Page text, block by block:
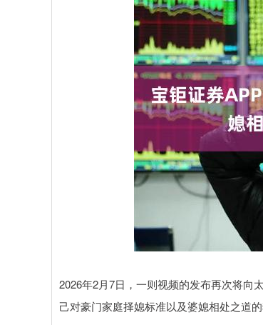
2026年2月7日，一则视频的发布再次将向
己对豪门家庭择媳标准以及婆媳相处之道